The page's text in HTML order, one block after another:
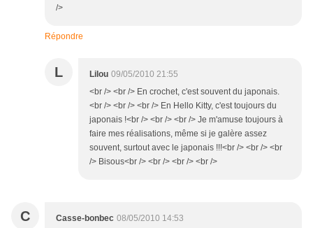
/>
Répondre
L Lilou 09/05/2010 21:55
<br /> <br /> En crochet, c'est souvent du japonais.
<br /> <br /> <br /> En Hello Kitty, c'est toujours du
japonais !<br /> <br /> <br /> Je m'amuse toujours à
faire mes réalisations, même si je galère assez
souvent, surtout avec le japonais !!!<br /> <br /> <br
/> Bisous<br /> <br /> <br /> <br />
C Casse-bonbec 08/05/2010 14:53